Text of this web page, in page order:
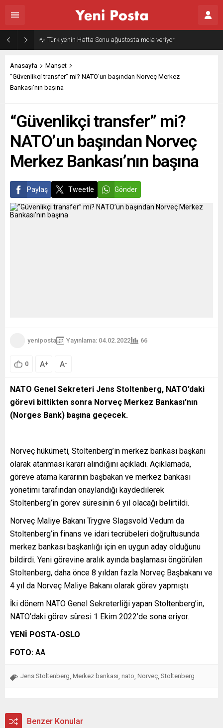
Türkiye’nin Hafta Sonu ağustosta mola veriyor
Anasayfa
Manşet
“Güvenlikçi transfer” mi? NATO’un başından Norveç Merkez
Bankası’nın başına
“Güvenlikçi transfer” mi?
NATO’un başından Norveç
Merkez Bankası’nın başına
Paylaş Tweetle Gönder
yeniposta Yayınlama: 04.02.2022 66
0 A+ A-
NATO Genel Sekreteri Jens Stoltenberg, NATO’daki
görevi bittikten sonra Norveç Merkez Bankası’nın
(Norges Bank) başına geçecek.
Norveç hükümeti, Stoltenberg’in merkez bankası başkanı
olarak atanması kararı alındığını açıkladı. Açıklamada,
göreve atama kararının başbakan ve merkez bankası
yönetimi tarafından onaylandığı kaydedilerek
Stoltenberg’in görev süresinin 6 yıl olacağı belirtildi.
Norveç Maliye Bakanı Trygve Slagsvold Vedum da
Stoltenberg’in finans ve idari tecrübeleri doğrultusunda
merkez bankası başkanlığı için en uygun aday olduğunu
bildirdi. Yeni görevine aralık ayında başlaması öngörülen
Stoltenberg, daha önce 8 yıldan fazla Norveç Başbakanı ve
4 yıl da Norveç Maliye Bakanı olarak görev yapmıştı.
İki dönem NATO Genel Sekreterliği yapan Stoltenberg’in,
NATO’daki görev süresi 1 Ekim 2022’de sona eriyor.
YENİ POSTA-OSLO
FOTO: AA
Jens Stoltenberg Merkez bankası nato Norveç Stoltenberg
Benzer Konular